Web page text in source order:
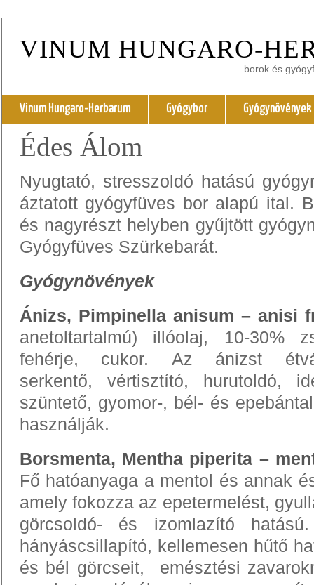
VINUM HUNGARO-
… borok és
Vinum Hungaro-Herbarum Gyógybor Gyógynövények
Édes Álom
Nyugtató, stresszoldó hatású
áztatott gyógyfüves bor alapú ital.
és nagyrészt helyben gyűjtött
Gyógyfüves Szürkebarát.
Gyógynövények
Ánizs, Pimpinella anisum – anisi
anetoltartalmú) illóolaj, 10-30%
fehérje, cukor. Az ánizst
serkentő, vértisztító, hurutoldó,
szüntető, gyomor-, bél- és
használják.
Borsmenta, Mentha piperita –
Fő hatóanyaga a mentol és annak
amely fokozza az epetermelést,
görcsoldó- és izomlazító
hányáscsillapító, kellemesen hűtő
és bél görcseit, emésztési